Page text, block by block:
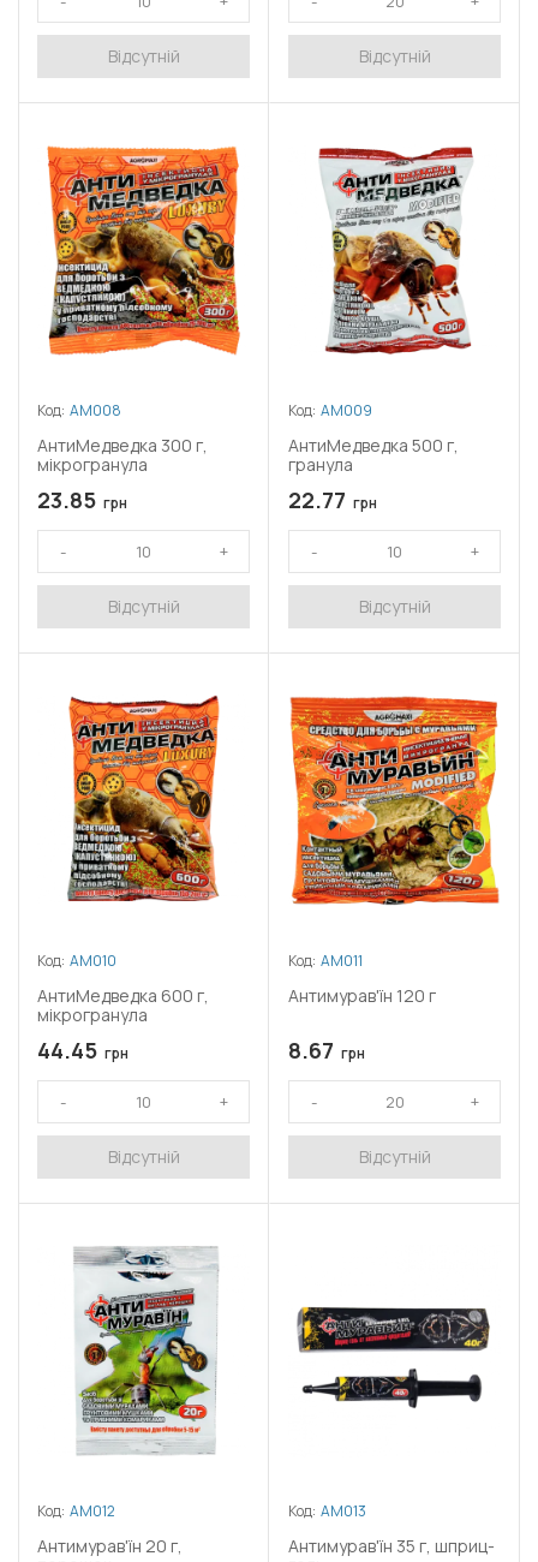
Відсутній Відсутній
Код: АМ008
АнтиМедведка 300 г,
мікрогранула
23.85 грн
Відсутній
Код: АМ009
АнтиМедведка 500 г,
гранула
22.77 грн
Відсутній
Код: АМ010
АнтиМедведка 600 г,
мікрогранула
44.45 грн
Відсутній
Код: АМ011
Антимурав'їн 120 г
8.67 грн
Відсутній
Код: АМ012
Антимурав'їн 20 г,
Код: АМ013
Антимурав'їн 35 г, шприц-